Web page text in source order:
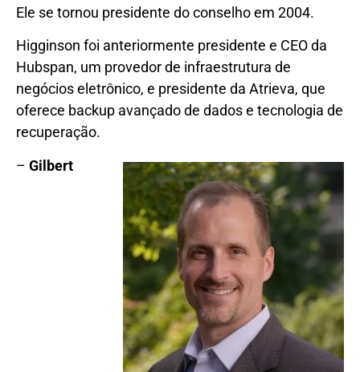
Ele se tornou presidente do conselho em 2004.
Higginson foi anteriormente presidente e CEO da
Hubspan, um provedor de infraestrutura de
negócios eletrônico, e presidente da Atrieva, que
oferece backup avançado de dados e tecnologia de
recuperação.
– Gilbert